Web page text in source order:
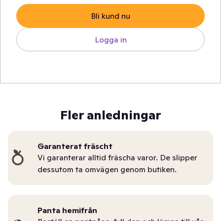
Bli kund nu
Logga in
Fler anledningar
Garanterat fräscht
Vi garanterar alltid fräscha varor. De slipper
dessutom ta omvägen genom butiken.
Panta hemifrån